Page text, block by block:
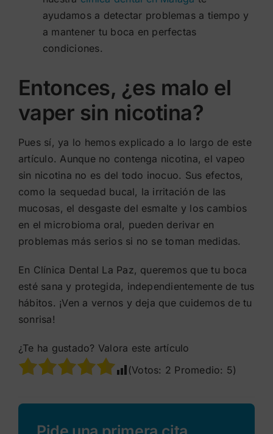
ayudamos a detectar problemas a tiempo y
a mantener tu boca en perfectas
condiciones.
Entonces, ¿es malo el
vaper sin nicotina?
Pues sí, ya lo hemos explicado a lo largo de este
artículo. Aunque no contenga nicotina, el vapeo
sin nicotina no es del todo inocuo. Sus efectos,
como la sequedad bucal, la irritación de las
mucosas, el desgaste del esmalte y los cambios
en el microbioma oral, pueden derivar en
problemas más serios si no se toman medidas.
En Clínica Dental La Paz, queremos que tu boca
esté sana y protegida, independientemente de tus
hábitos. ¡Ven a vernos y deja que cuidemos de tu
sonrisa!
¿Te ha gustado? Valora este artículo
(Votos: 2 Promedio: 5)